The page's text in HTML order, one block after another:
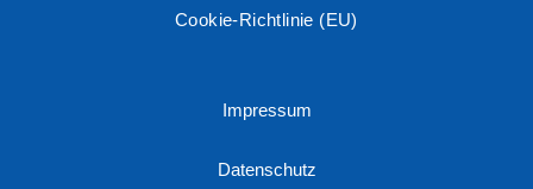
Cookie-Richtlinie (EU)
Impressum
Datenschutz